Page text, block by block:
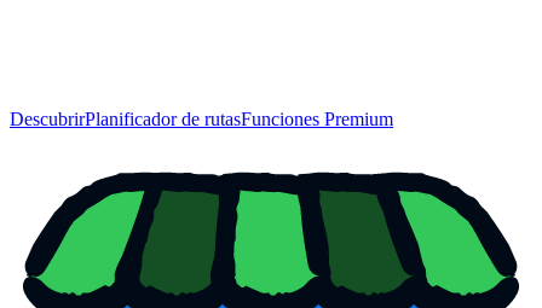
DescubrirPlanificador de rutasFunciones Premium